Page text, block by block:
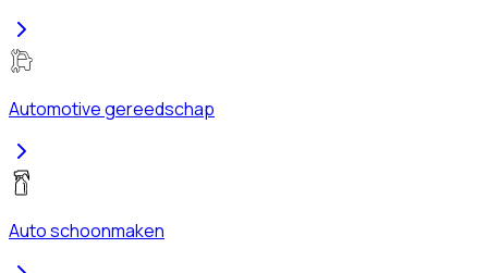
Automotive gereedschap
Auto schoonmaken